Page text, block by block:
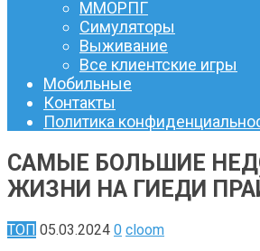
ММОРПГ
Симуляторы
Выживание
Все клиентские игры
Мобильные
Контакты
Политика
САМЫЕ БОЛЬШИЕ
ЖИЗНИ НА ГИЕДИ
ТОП 05.03.2024 0 cloom